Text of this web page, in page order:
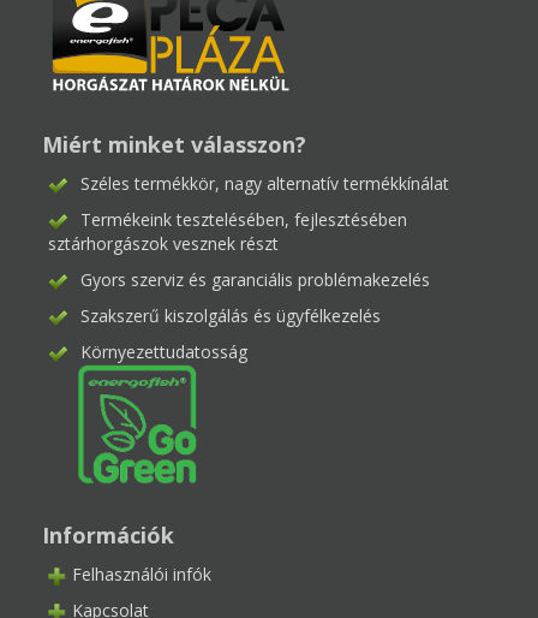
Miért minket válasszon?
Széles termékkör, nagy alternatív termékkínálat
Termékeink tesztelésében, fejlesztésében
sztárhorgászok vesznek részt
Gyors szerviz és garanciális problémakezelés
Szakszerű kiszolgálás és ügyfélkezelés
Környezettudatosság
Információk
Felhasználói infók
Kapcsolat